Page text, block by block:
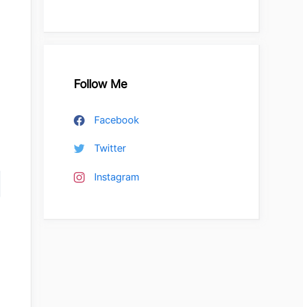
Follow Me
Facebook
Twitter
Instagram